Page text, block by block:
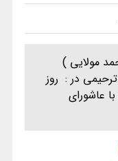
مولایی )
در : روز
همزمان با عاشورای